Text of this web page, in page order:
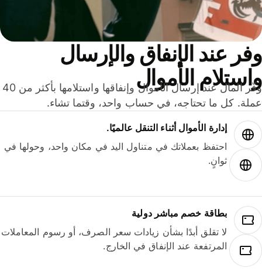
عند الإنفاق والإرسال
الأموال
وفّر المال عند إرسال الأموال وإنفاقها واستلامها بأكثر من 40
كل ما تحتاجه، في حساب واحد، وقتما تشاء.
إدارة الأموال أثناء التنقل عالميًا.
احتفظ بعملاتك في متناول اليد في مكان واحد، وحولها في
ثوانٍ.
بطاقة خصم مباشر دولية
لا تقلق أبدًا بشأن زيادات سعر الصرف، أو رسوم المعاملات
المرتفعة عند الإنفاق في الخارج.